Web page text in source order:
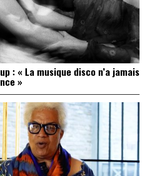
: « La musique disco n’a jamais
»